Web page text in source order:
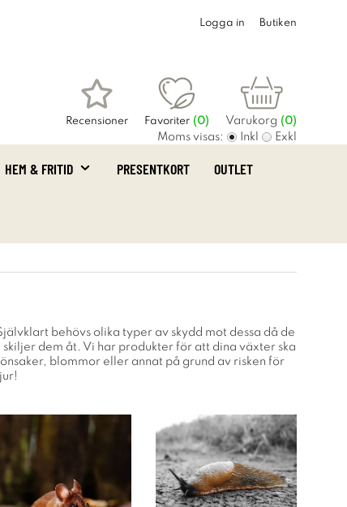
Logga in Butiken
Recensioner Favoriter (0) Varukorg (0)
Moms visas: Inkl Exkl
HEM & FRITID PRESENTKORT OUTLET
behövs olika typer av skydd mot dessa då de
dem åt. Vi har produkter för att dina växter ska
blommor eller annat på grund av risken för